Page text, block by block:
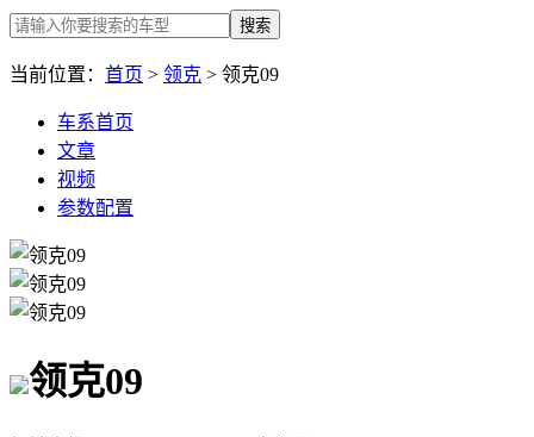
搜索
当前位置： 首页 > 领克 > 领克09
车系首页
文章
视频
参数配置
领克09